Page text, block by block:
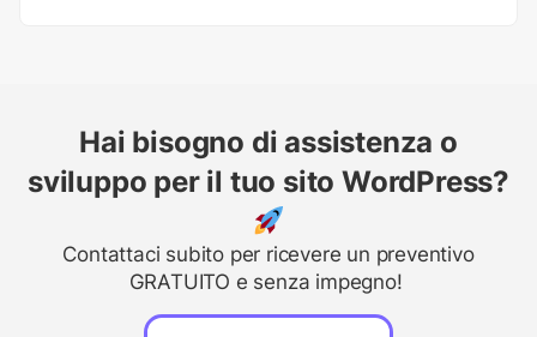
Hai bisogno di assistenza o
sviluppo per il tuo sito WordPress?
Contattaci subito per ricevere un preventivo
GRATUITO e senza impegno!